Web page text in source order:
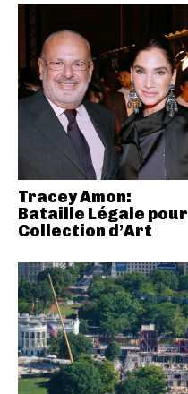
Tracey Amon:
Bataille Légale pour
Collection d’Art